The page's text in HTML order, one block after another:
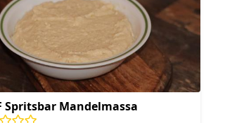
Spritsbar Mandelmassa